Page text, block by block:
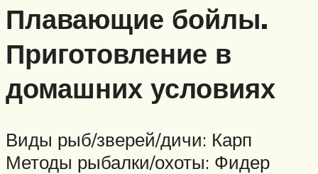
Плавающие бойлы.
Приготовление в
домашних условиях
Виды рыб/зверей/дичи: Карп
Методы рыбалки/охоты: Фидер